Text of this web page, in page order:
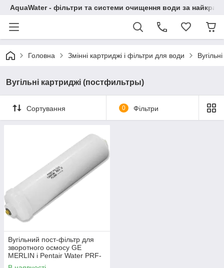
AquaWater - фільтри та системи очищення води за
Головна Змінні картриджі і фільтри для води
Вугільні картриджі (постфильтры)
Сортування 0 Фільтри
Вугільний пост-фільтр для
зворотного осмосу GE
MERLIN і Pentair Water PRF-
RO